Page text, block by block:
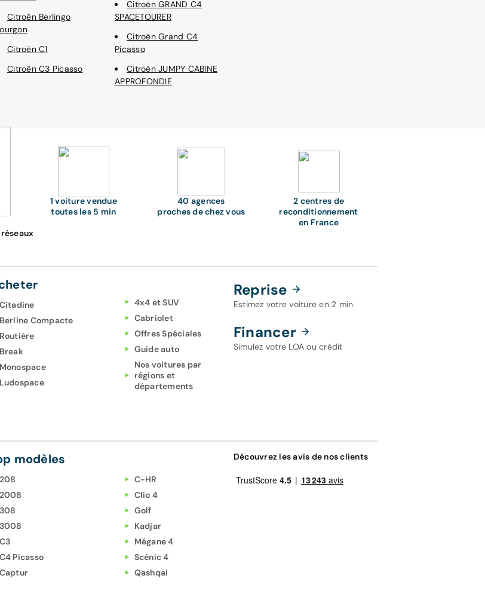
Citroën Berlingo
Citroën C1
Citroën C3 Picasso
Citroën GRAND C4
SPACETOURER
Citroën Grand C4
Picasso
Citroën JUMPY CABINE
APPROFONDIE
1 voiture vendue
toutes les 5 min
40 agences
proches de chez vous
2 centres de
reconditionnement
en France
réseaux
Citadine
Berline Compacte
Routière
Break
Monospace
Ludospace
4x4 et SUV
Cabriolet
Offres Spéciales
Guide auto
Nos voitures par
régions et
départements
Reprise
Estimez votre voiture en 2 min
Financer
Simulez votre LOA ou crédit
modèles
208
2008
308
3008
C3
C4 Picasso
Captur
C-HR
Clio 4
Golf
Kadjar
Mégane 4
Scénic 4
Qashqai
Découvrez les avis de nos clients